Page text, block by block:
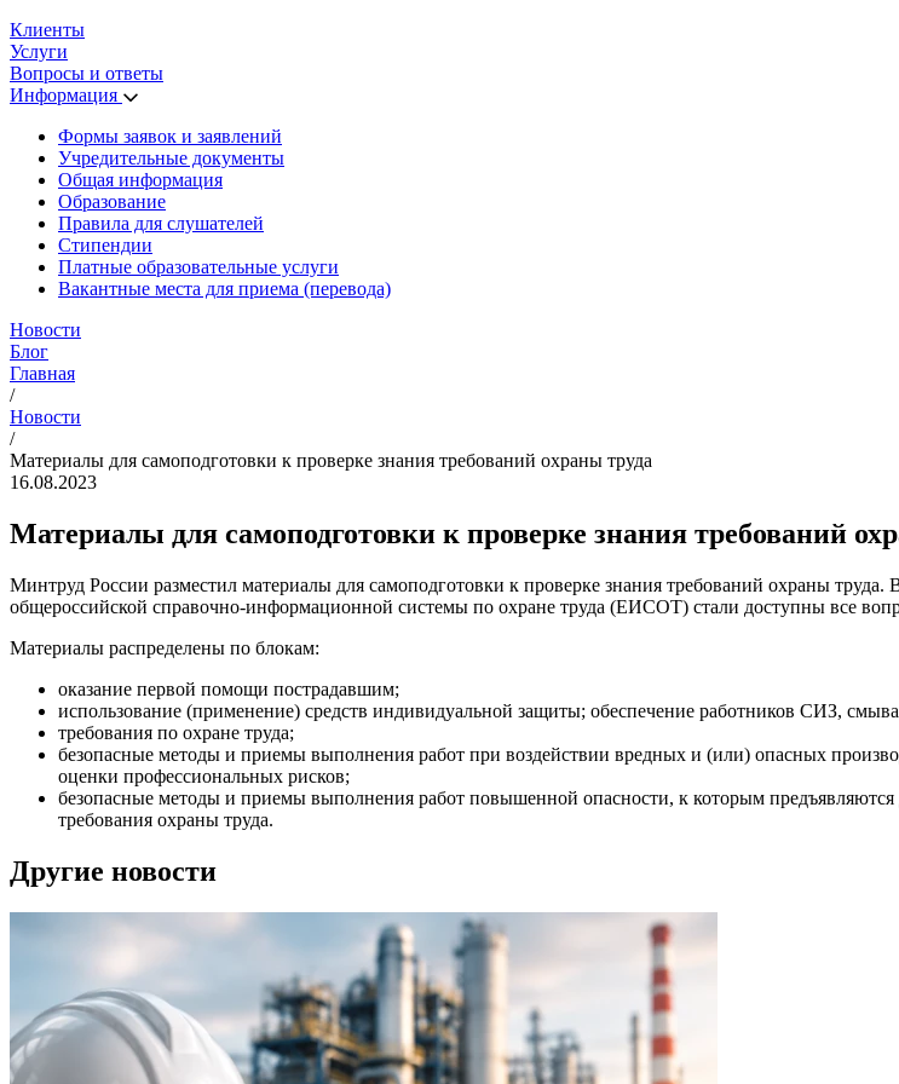
Клиенты
Услуги
Вопросы и ответы
Информация
Формы заявок и заявлений
Учредительные документы
Общая информация
Образование
Правила для слушателей
Стипендии
Платные образовательные услуги
Вакантные места для приема (перевода)
Новости
Блог
Главная
/
Новости
/
Материалы для самоподготовки к проверке знания требований охраны труда
16.08.2023
Материалы для самоподготовки к проверке знания требований
Минтруд России разместил материалы для самоподготовки к проверке знания требований охраны
общероссийской справочно-информационной системы по охране труда (ЕИСОТ) стали доступны все
Материалы распределены по блокам:
оказание первой помощи пострадавшим;
использование (применение) средств индивидуальной защиты; обеспечение работников СИЗ,
требования по охране труда;
безопасные методы и приемы выполнения работ при воздействии вредных и (или) опасных
оценки профессиональных рисков;
безопасные методы и приемы выполнения работ повышенной опасности, к которым
требования охраны труда.
Другие новости